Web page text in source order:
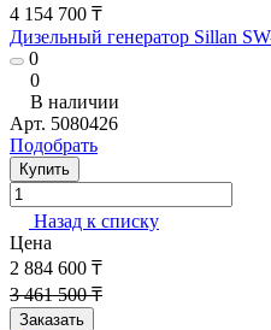
4 154 700 ₸
Дизельный генератор Sillan
0
0
В наличии
Арт. 5080426
Подобрать
Купить
Назад к списку
Цена
2 884 600 ₸
3 461 500 ₸
Заказать